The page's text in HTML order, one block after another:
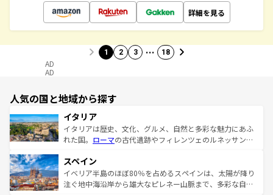
詳細を見る
1 2 3 … 18
AD
AD
人気の国と地域から探す
イタリア
イタリアは歴史、文化、グルメ、自然と多彩な魅力にあふ
れた国。 ローマの古代遺跡やフィレンツェのルネッサンス
ろん、トスカーナの美しい田園風景やアマルフィ海岸の絶
景など、自然景観も見逃せない。観光の合間には、本場の
ピザやパスタなど、絶品のイタリア料理を堪能することも
スペイン
イベリア半島のほぼ80％を占めるスペインは、太陽が降り
注ぐ地中海沿岸から雄大なピレネー山脈まで、多彩な自然